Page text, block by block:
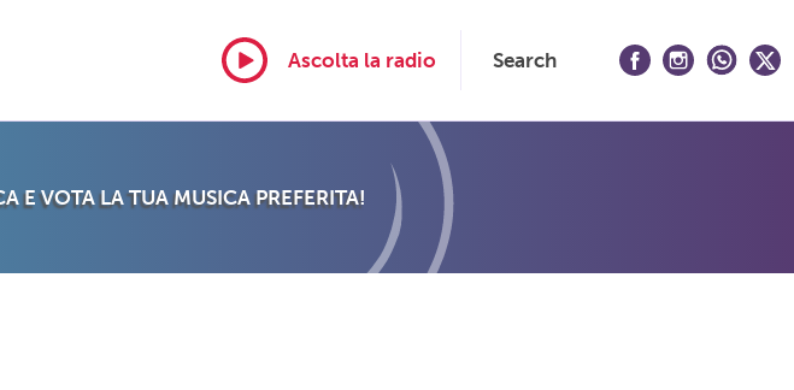
Ascolta la radio Search
E VOTA LA TUA MUSICA PREFERITA!